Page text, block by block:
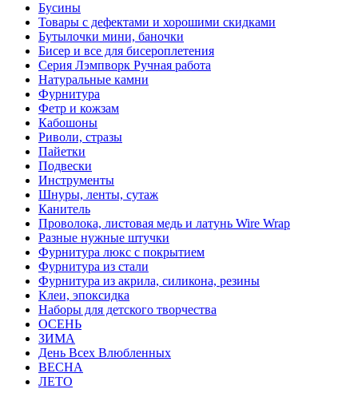
Бусины
Товары с дефектами и хорошими скидками
Бутылочки мини, баночки
Бисер и все для бисероплетения
Серия Лэмпворк Ручная работа
Натуральные камни
Фурнитура
Фетр и кожзам
Кабошоны
Риволи, стразы
Пайетки
Подвески
Инструменты
Шнуры, ленты, сутаж
Канитель
Проволока, листовая медь и латунь Wire Wrap
Разные нужные штучки
Фурнитура люкс с покрытием
Фурнитура из стали
Фурнитура из акрила, силикона, резины
Клеи, эпоксидка
Наборы для детского творчества
ОСЕНЬ
ЗИМА
День Всех Влюбленных
ВЕСНА
ЛЕТО